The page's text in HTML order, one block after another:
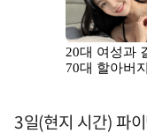
3일(현지 시간) 파